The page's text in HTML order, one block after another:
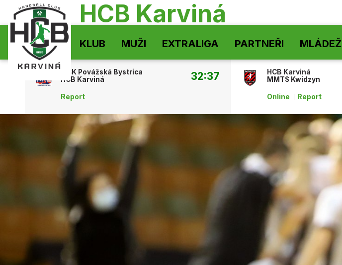
HCB Karviná
KLUB MUŽI EXTRALIGA PARTNEŘI MLÁDEŽ
MŠK Povážská Bystrica
HCB Karviná
32:37
Report
HCB Karviná
MMTS Kwidzyn
Online Report